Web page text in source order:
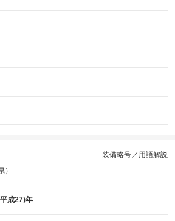
装備略号／用語解説
成27)年